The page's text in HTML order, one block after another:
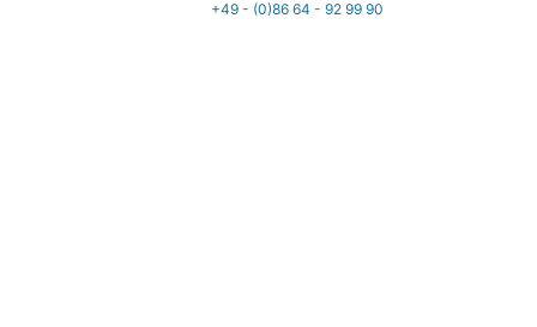
+49 - (0)86 64 - 92 99 90